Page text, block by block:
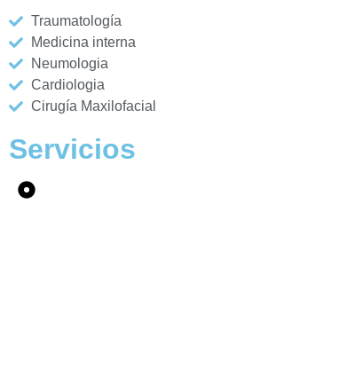
Traumatología
Medicina interna
Neumologia
Cardiologia
Cirugía Maxilofacial
Servicios